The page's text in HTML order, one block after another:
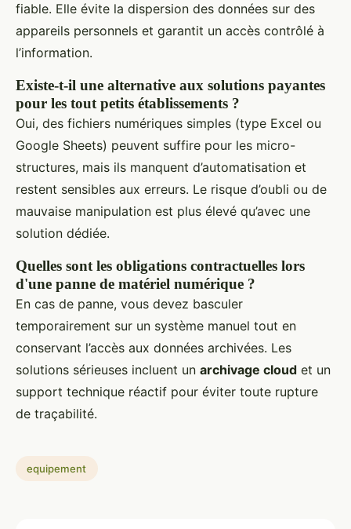
fiable. Elle évite la dispersion des données sur des
appareils personnels et garantit un accès contrôlé à
l’information.
Existe-t-il une alternative aux solutions payantes
pour les tout petits établissements ?
Oui, des fichiers numériques simples (type Excel ou
Google Sheets) peuvent suffire pour les micro-
structures, mais ils manquent d’automatisation et
restent sensibles aux erreurs. Le risque d’oubli ou de
mauvaise manipulation est plus élevé qu’avec une
solution dédiée.
Quelles sont les obligations contractuelles lors
d'une panne de matériel numérique ?
En cas de panne, vous devez basculer
temporairement sur un système manuel tout en
conservant l’accès aux données archivées. Les
solutions sérieuses incluent un archivage cloud et un
support technique réactif pour éviter toute rupture
de traçabilité.
equipement